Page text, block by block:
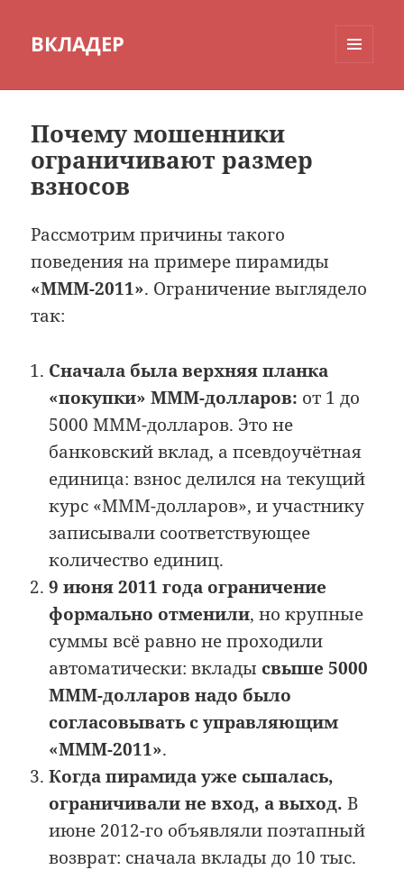
ВКЛАДЕР
Почему мошенники
ограничивают размер
взносов
Рассмотрим причины такого
поведения на примере пирамиды
«МММ-2011». Ограничение выглядело
так:
Сначала была верхняя планка
«покупки» МММ-долларов: от 1 до
5000 МММ-долларов. Это не
банковский вклад, а псевдоучётная
единица: взнос делился на текущий
курс «МММ-долларов», и участнику
записывали соответствующее
количество единиц.
9 июня 2011 года ограничение
формально отменили, но крупные
суммы всё равно не проходили
автоматически: вклады свыше 5000
МММ-долларов надо было
согласовывать с управляющим
«МММ-2011».
Когда пирамида уже сыпалась,
ограничивали не вход, а выход. В
июне 2012-го объявляли поэтапный
возврат: сначала вклады до 10 тыс.